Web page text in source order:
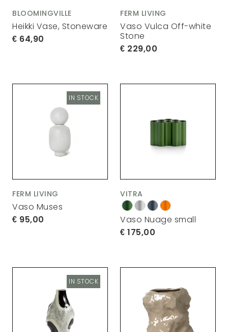
BLOOMINGVILLE
Heikki Vase, Stoneware
64,90
FERM LIVING
Vaso Vulca Off-white
Stone
229,00
FERM LIVING
Vaso Muses
95,00
IN STOCK
VITRA
Vaso Nuage small
175,00
IN STOCK